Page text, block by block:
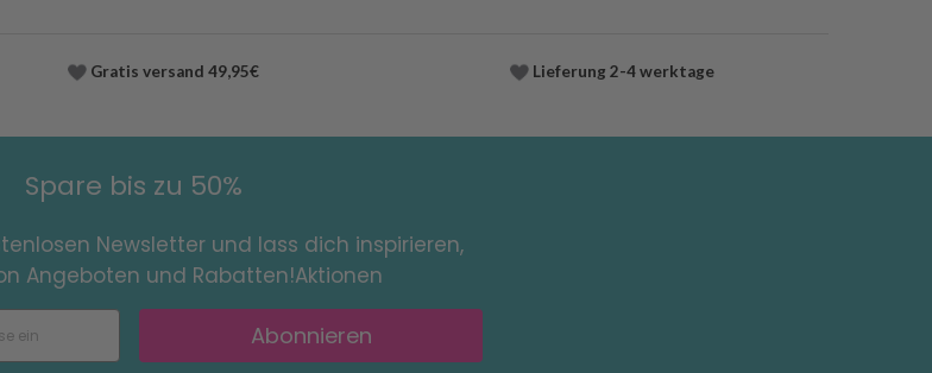
Gratis versand 49,95€ Lieferung 2-4 werktage
Spare bis zu 50%
Newsletter und lass dich inspirieren,
Angeboten und Rabatten!Aktionen
Abonnieren